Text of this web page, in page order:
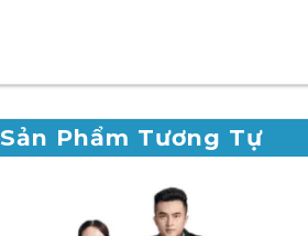
Sản Phẩm Tương Tự